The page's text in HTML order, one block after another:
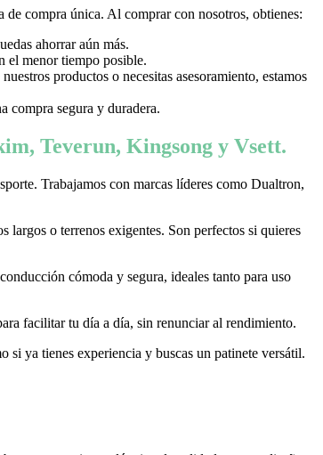
de compra única. Al comprar con nosotros, obtienes:
ahorrar aún más.
el menor tiempo posible.
productos o necesitas asesoramiento, estamos
compra segura y duradera.
Teverun, Kingsong y Vsett.
Trabajamos con marcas líderes como Dualtron,
largos o terrenos exigentes. Son perfectos si quieres
cómoda y segura, ideales tanto para uso
facilitar tu día a día, sin renunciar al rendimiento.
ya tienes experiencia y buscas un patinete versátil.